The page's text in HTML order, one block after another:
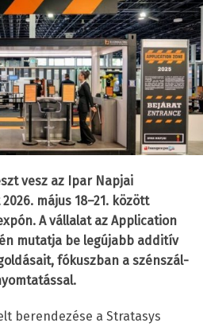
vesz az Ipar Napjai
május 18–21. között
A vállalat az Application
mutatja be legújabb additív
fókuszban a szénszál-
berendezése a Stratasys